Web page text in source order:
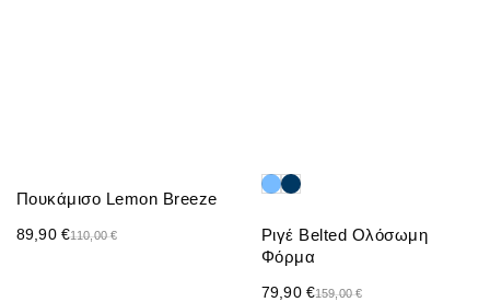
Πουκάμισο Lemon Breeze
110,00€
89,90 €
Ριγέ Belted Ολόσωμη
Φόρμα
159,00€
79,90 €